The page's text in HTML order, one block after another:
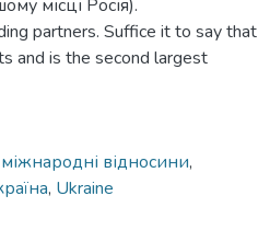
місці Росія).
partners. Suffice it to say that
and is the second largest
міжнародні відносини,
, Ukraine